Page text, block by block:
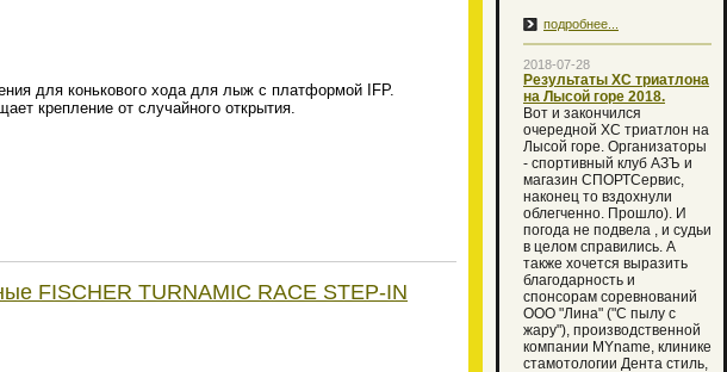
подробнее...
2018-07-28
Результаты ХС триатлона
на Лысой горе 2018.
Вот и закончился
очередной XC триатлон на
Лысой горе. Организаторы
- спортивный клуб АЗЪ и
магазин СПОРТСервис,
наконец то вздохнули
облегченно. Прошло). И
погода не подвела , и судьи
в целом справились. А
также хочется выразить
благодарность и
спонсорам соревнований
ООО "Лина" ("С пылу с
жару"), производственной
компании MYname, клинике
стамотологии Дента стиль,
для конькового хода для лыж с платформой
IFP.
крепление от случайного открытия.
FISCHER TURNAMIC RACE STEP-IN